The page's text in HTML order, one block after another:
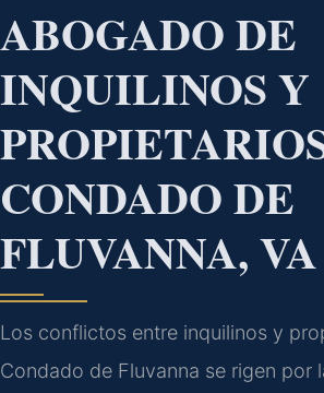
ABOGADO DE
INQUILINOS Y
CONDADO DE
FLUVANNA, VA
Los conflictos entre inquilinos y
Condado de Fluvanna se rigen por